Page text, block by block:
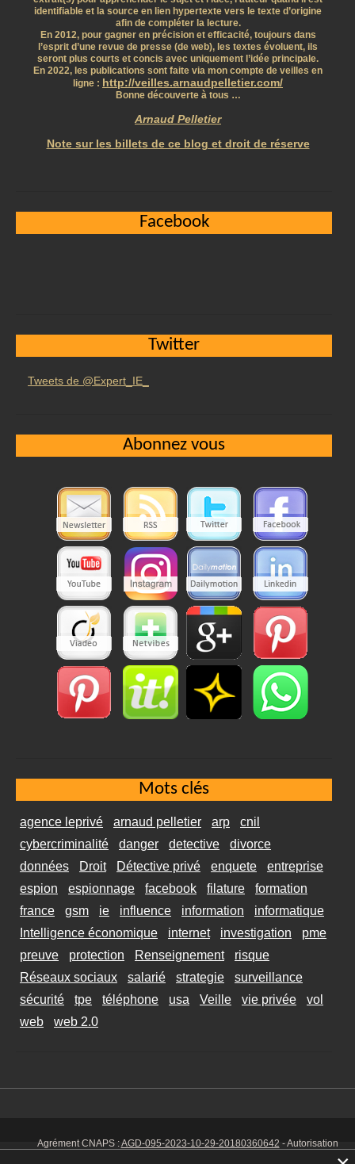
identifiable et la source en lien hypertexte vers le texte d’origine
afin de compléter la lecture.
En 2012, pour gagner en précision et efficacité, toujours dans
l’esprit d’une revue de presse (de web), les textes évoluent, ils
seront plus courts et concis avec uniquement l’idée principale.
En 2022, les publications sont faite via mon compte de veilles en
ligne : http://veilles.arnaudpelletier.com/
Bonne découverte à tous …
Arnaud Pelletier
Note sur les billets de ce blog et droit de réserve
Facebook
Twitter
Tweets de @Expert_IE_
Abonnez vous
Mots clés
agence leprivé arnaud pelletier arp
cnil
cybercriminalité
danger detective
divorce
données
Droit Détective privé enquete
entreprise
espion
espionnage facebook filature
formation
france
gsm ie influence information
informatique
Intelligence économique
internet investigation
pme
preuve
protection Renseignement
risque
Réseaux sociaux
salarié strategie
surveillance
sécurité
tpe téléphone usa Veille vie privée
vol
web
web 2.0
Agrément CNAPS :AGD-095-2023-10-29-20180360642 - Autorisation